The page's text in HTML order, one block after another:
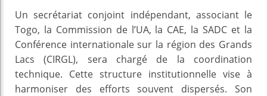
Un secrétariat conjoint indépendant, associant le
Togo, la Commission de l’UA, la CAE, la SADC et la
Conférence internationale sur la région des Grands
Lacs (CIRGL), sera chargé de la coordination
technique. Cette structure institutionnelle vise à
harmoniser des efforts souvent dispersés. Son